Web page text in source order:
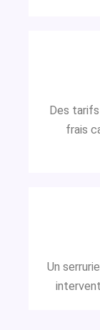
Des
frais
Un